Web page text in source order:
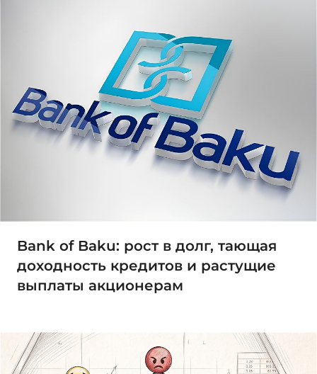
Bank of Baku: рост в долг, тающая
доходность кредитов и растущие
выплаты акционерам